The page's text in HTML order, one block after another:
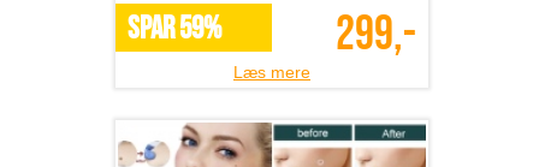
SPAR 59% 299,-
Læs mere